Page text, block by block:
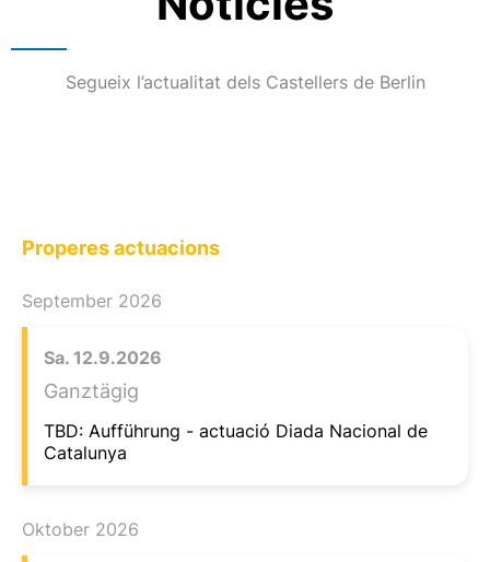
Segueix l’actualitat dels Castellers de Berlin
Properes actuacions
September 2026
Sa. 12.9.2026
Ganztägig
TBD: Aufführung - actuació Diada Nacional de
Catalunya
Oktober 2026